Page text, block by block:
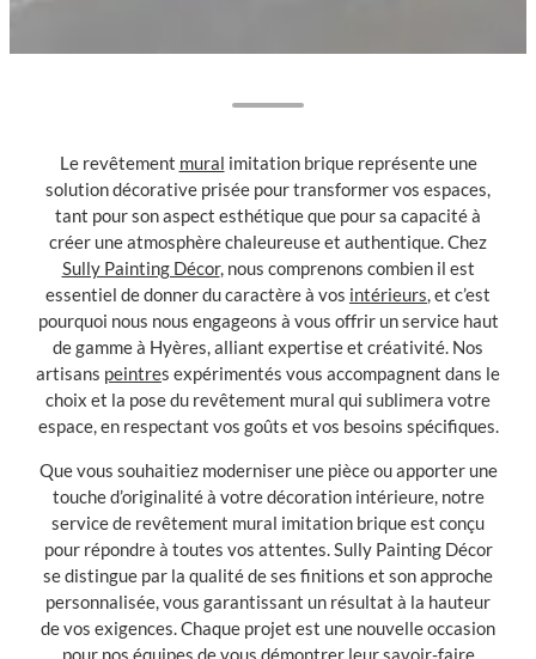
Le revêtement mural imitation brique représente une
solution décorative prisée pour transformer vos espaces,
tant pour son aspect esthétique que pour sa capacité à
créer une atmosphère chaleureuse et authentique. Chez
Sully Painting Décor, nous comprenons combien il est
essentiel de donner du caractère à vos intérieurs, et c’est
pourquoi nous nous engageons à vous offrir un service haut
de gamme à Hyères, alliant expertise et créativité. Nos
artisans peintres expérimentés vous accompagnent dans le
choix et la pose du revêtement mural qui sublimera votre
espace, en respectant vos goûts et vos besoins spécifiques.
Que vous souhaitiez moderniser une pièce ou apporter une
touche d’originalité à votre décoration intérieure, notre
service de revêtement mural imitation brique est conçu
pour répondre à toutes vos attentes. Sully Painting Décor
se distingue par la qualité de ses finitions et son approche
personnalisée, vous garantissant un résultat à la hauteur
de vos exigences. Chaque projet est une nouvelle occasion
pour nos équipes de vous démontrer leur savoir-faire